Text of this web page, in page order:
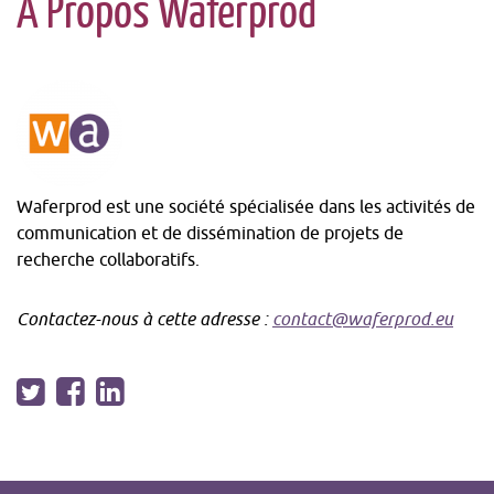
Waferprod est une société spécialisée dans les activités de
communication et de dissémination de projets de
recherche collaboratifs.
Contactez-nous à cette adresse : contact@waferprod.eu
Suivez-
nousTwitter
-
Facebook
-
LinkedIn
-